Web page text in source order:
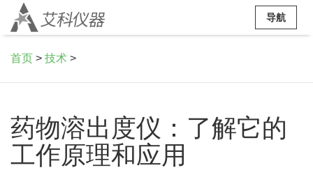
导航
首页 > 技术 >
药物溶出度仪：了解它的
工作原理和应用